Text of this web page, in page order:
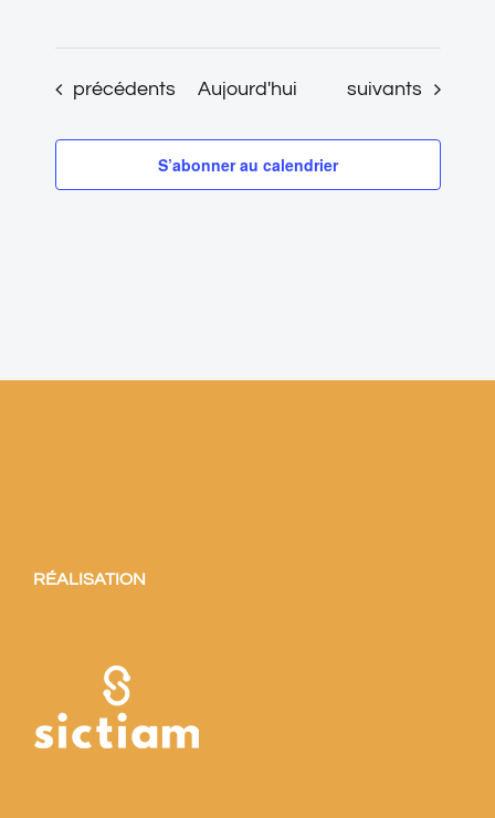
Évènements
précédents Aujourd'hui Évènements
suivants
S’abonner au calendrier
RÉALISATION